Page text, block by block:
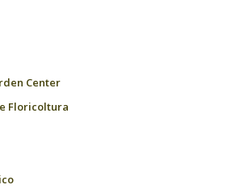
Center
Floricoltura